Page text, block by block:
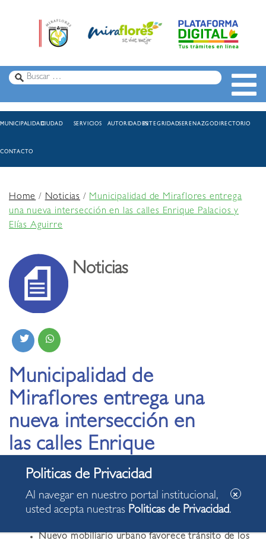
MUNICIPALIDADCIUDAD SERVICIOS AUTORIDADESINTEGRIDADSERENAZGODIRECTORIO
CONTACTO
Home/Noticias /Municipalidad de Miraflores entrega
una nueva intersección en las calles Enrique Palacios y
Elías Aguirre
Noticias
Municipalidad de
Miraflores entrega una
nueva intersección en
las calles Enrique
Palacios y Elías Aguirre
22.08.2024
Nuevo mobiliario urbano favorece tránsito de los
Al navegar en nuestro portal institucional,
usted acepta nuestras Politicas de Privacidad.